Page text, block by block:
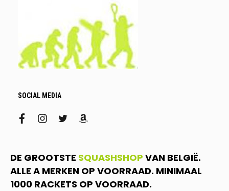
SOCIAL MEDIA
facebookinstagram
twitteramazon
DE GROOTSTE SQUASHSHOP VAN BELGIË.
ALLE A MERKEN OP VOORRAAD. MINIMAAL
1000 RACKETS OP VOORRAAD.